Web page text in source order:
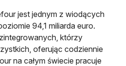
jest jednym z wiodących
94,1 miliarda euro.
którzy
oferując codziennie
na całym świecie pracuje